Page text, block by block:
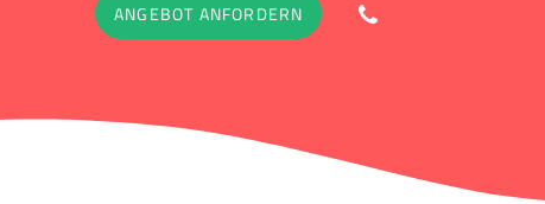
ANGEBOT ANFORDERN